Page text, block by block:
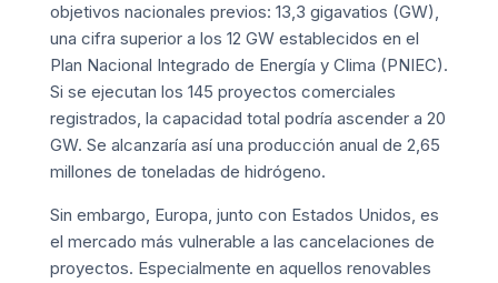
objetivos nacionales previos: 13,3 gigavatios (GW),
una cifra superior a los 12 GW establecidos en el
Plan Nacional Integrado de Energía y Clima (PNIEC).
Si se ejecutan los 145 proyectos comerciales
registrados, la capacidad total podría ascender a 20
GW. Se alcanzaría así una producción anual de 2,65
millones de toneladas de hidrógeno.
Sin embargo, Europa, junto con Estados Unidos, es
el mercado más vulnerable a las cancelaciones de
proyectos. Especialmente en aquellos renovables